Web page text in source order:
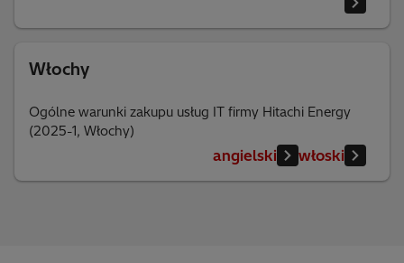
Włochy
Ogólne warunki zakupu usług IT firmy Hitachi Energy
(2025-1, Włochy)
angielski włoski